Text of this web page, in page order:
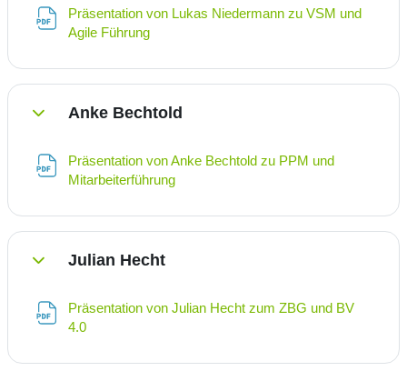
Präsentation von Lukas Niedermann zu VSM und
Agile Führung
EinklappenAnke Bechtold
Präsentation von Anke Bechtold zu PPM und
Mitarbeiterführung
EinklappenJulian Hecht
Präsentation von Julian Hecht zum ZBG und BV
4.0